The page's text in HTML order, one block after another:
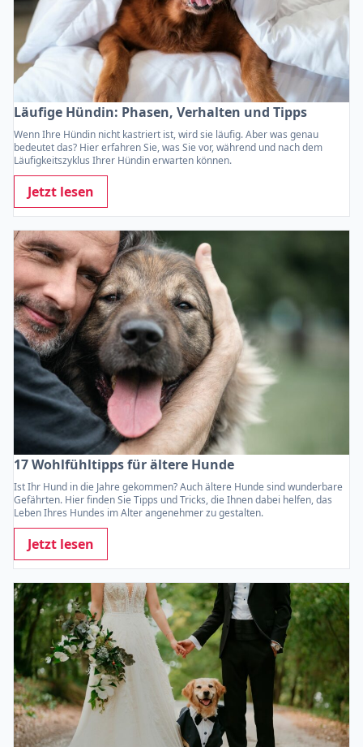
Läufige Hündin: Phasen, Verhalten und Tipps
Wenn Ihre Hündin nicht kastriert ist, wird sie läufig. Aber was genau
bedeutet das? Hier erfahren Sie, was Sie vor, während und nach dem
Läufigkeitszyklus Ihrer Hündin erwarten können.
Jetzt lesen
17 Wohlfühltipps für ältere Hunde
Ist Ihr Hund in die Jahre gekommen? Auch ältere Hunde sind wunderbare
Gefährten. Hier finden Sie Tipps und Tricks, die Ihnen dabei helfen, das
Leben Ihres Hundes im Alter angenehmer zu gestalten.
Jetzt lesen